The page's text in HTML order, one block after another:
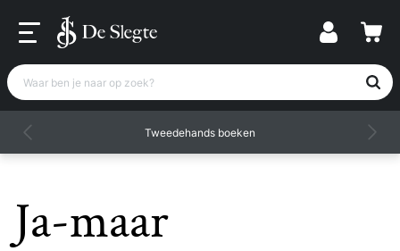
Waar ben je naar op zoek?
Tweedehands boeken
Ja-maar